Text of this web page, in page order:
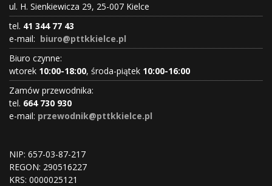
ul. H. Sienkiewicza 29, 25-007 Kielce
tel. 41 344 77 43
e-mail: biuro@pttkkielce.pl
Biuro czynne:
wtorek 10:00-18:00, środa-piątek 10:00-16:00
Zamów przewodnika:
tel. 664 730 930
e-mail: przewodnik@pttkkielce.pl
NIP: 657-03-87-217
REGON: 290516227
KRS: 0000025121